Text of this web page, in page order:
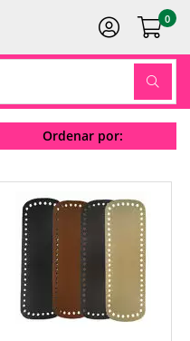
0
Ordenar por: